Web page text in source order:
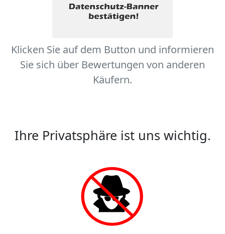
Klicken Sie auf dem Button und informieren
Sie sich über Bewertungen von anderen
Käufern.
Ihre Privatsphäre ist uns wichtig.